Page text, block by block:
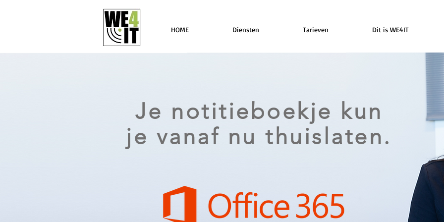
HOME Diensten Tarieven Dit is WE4IT
Je notitieboekje kun
je vanaf nu thuislaten.